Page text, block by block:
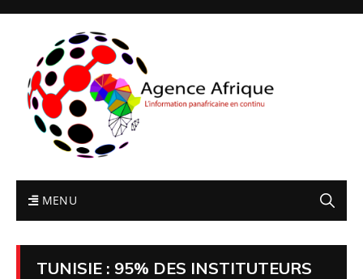
MENU
TUNISIE : 95% DES INSTITUTEURS